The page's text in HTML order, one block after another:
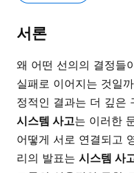
서론
왜 어떤 선의의 결정들
실패로 이어지는 것일
정적인 결과는 더 깊은
시스템 사고는 이러한
어떻게 서로 연결되고
리의 발표는 시스템 사